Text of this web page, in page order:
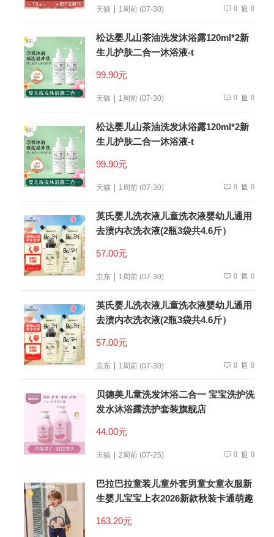
天猫 1周前 (07-30) 0 0
松达婴儿山茶油洗发沐浴露120ml*2新
生儿护肤二合一沐浴液-t
99.90元
天猫 1周前 (07-30) 0 0
松达婴儿山茶油洗发沐浴露120ml*2新
生儿护肤二合一沐浴液-t
99.90元
天猫 1周前 (07-30) 0 0
英氏婴儿洗衣液儿童洗衣液婴幼儿通用
去渍内衣洗衣液(2瓶3袋共4.6斤）
57.00元
京东 1周前 (07-30) 0 0
英氏婴儿洗衣液儿童洗衣液婴幼儿通用
去渍内衣洗衣液(2瓶3袋共4.6斤）
57.00元
京东 1周前 (07-30) 0 0
贝德美儿童洗发沐浴二合一 宝宝洗护洗
发水沐浴露洗护套装旗舰店
44.00元
天猫 2周前 (07-25) 0 0
巴拉巴拉童装儿童外套男童女童衣服新
生婴儿宝宝上衣2026新款秋装卡通萌趣
163.20元